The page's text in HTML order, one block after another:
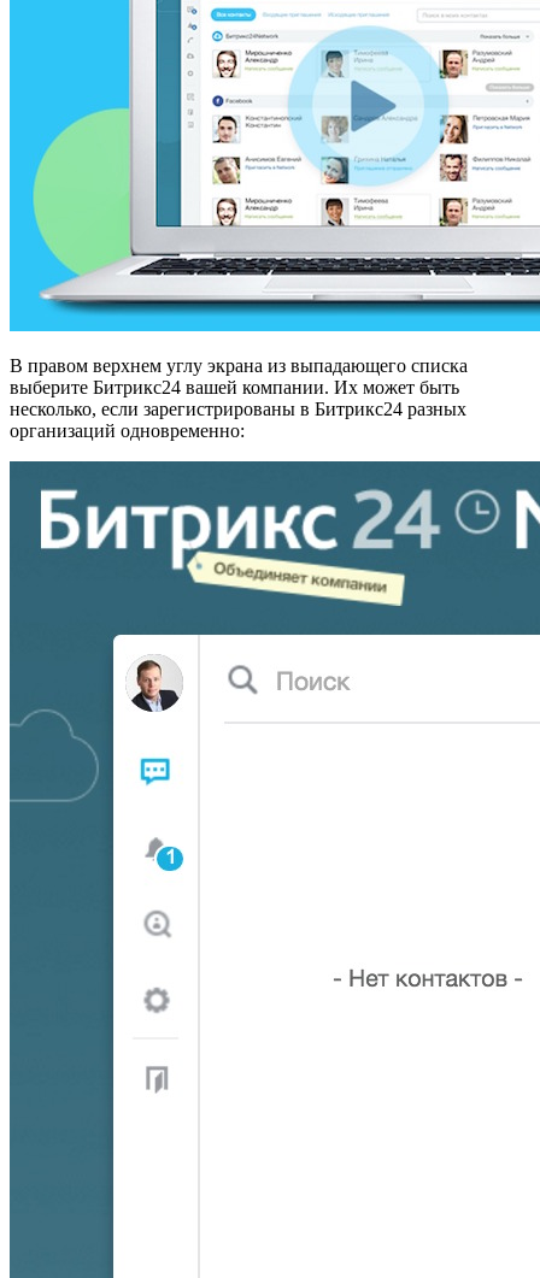
В правом верхнем углу экрана из выпадающего списка
выберите Битрикс24 вашей компании. Их может быть
несколько, если зарегистрированы в Битрикс24 разных
организаций одновременно: